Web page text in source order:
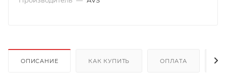
ОПИСАНИЕ КАК КУПИТЬ ОПЛАТА